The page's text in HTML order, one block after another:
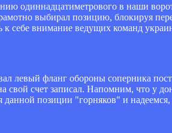
одиннадцатиметрового в наши
выбирал позицию, блокируя
себе внимание ведущих команд
левый фланг обороны соперника
свой счет записал. Напомним, что у
позиции "горняков" и